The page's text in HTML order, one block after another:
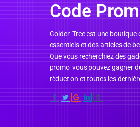
Code
Golden Tree est une
essentiels et des articles de
Que vous recherchiez des
promo, vous pouvez gagner
réduction et toutes les